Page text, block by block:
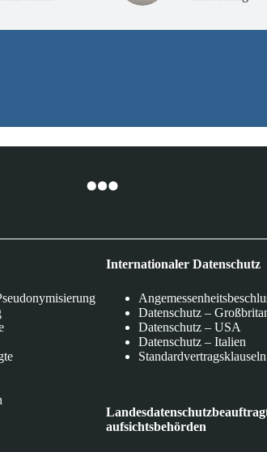
Internationaler Datenschutz
Datenschutz –
Datenschutz – USA
Datenschutz – Italien
Standardvertragsklauseln
aufsichtsbehörden